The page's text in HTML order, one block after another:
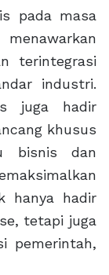
pada masa
terintegrasi
industri.
juga hadir
khusus
bisnis dan
hanya hadir
tetapi juga
pemerintah,